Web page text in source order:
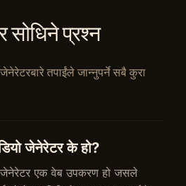
सोधिने प्रश्न
तपाईंले जान्नुपर्ने सबै कुरा
जेनेरेटर के हो?
जेनेरेटर एक वेब उपकरण हो जसले